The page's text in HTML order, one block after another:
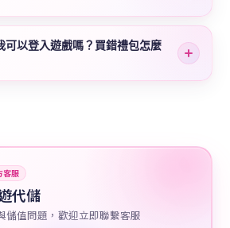
可以登入遊戲嗎？買錯禮包怎麼
客服
代儲
儲值問題，歡迎立即聯繫客服